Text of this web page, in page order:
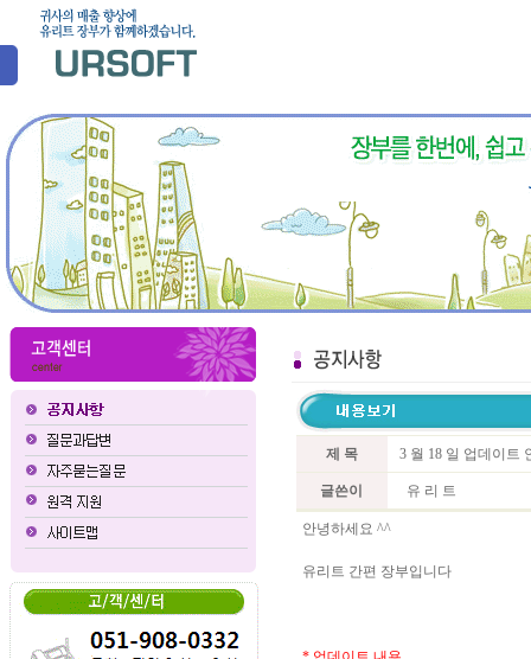
제 목 3 월 18 일 업데이트
글쓴이 유 리 트
안녕하세요 ^^
유리트 간편 장부입니다